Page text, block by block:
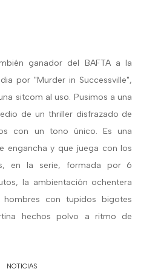
ganador del BAFTA a la
por "Murder in Successville",
sitcom al uso. Pusimos a una
de un thriller disfrazado de
con un tono único. Es una
engancha y que juega con los
en la serie, formada por 6
la ambientación ochentera
hombres con tupidos bigotes
hechos polvo a ritmo de
NOTICIAS